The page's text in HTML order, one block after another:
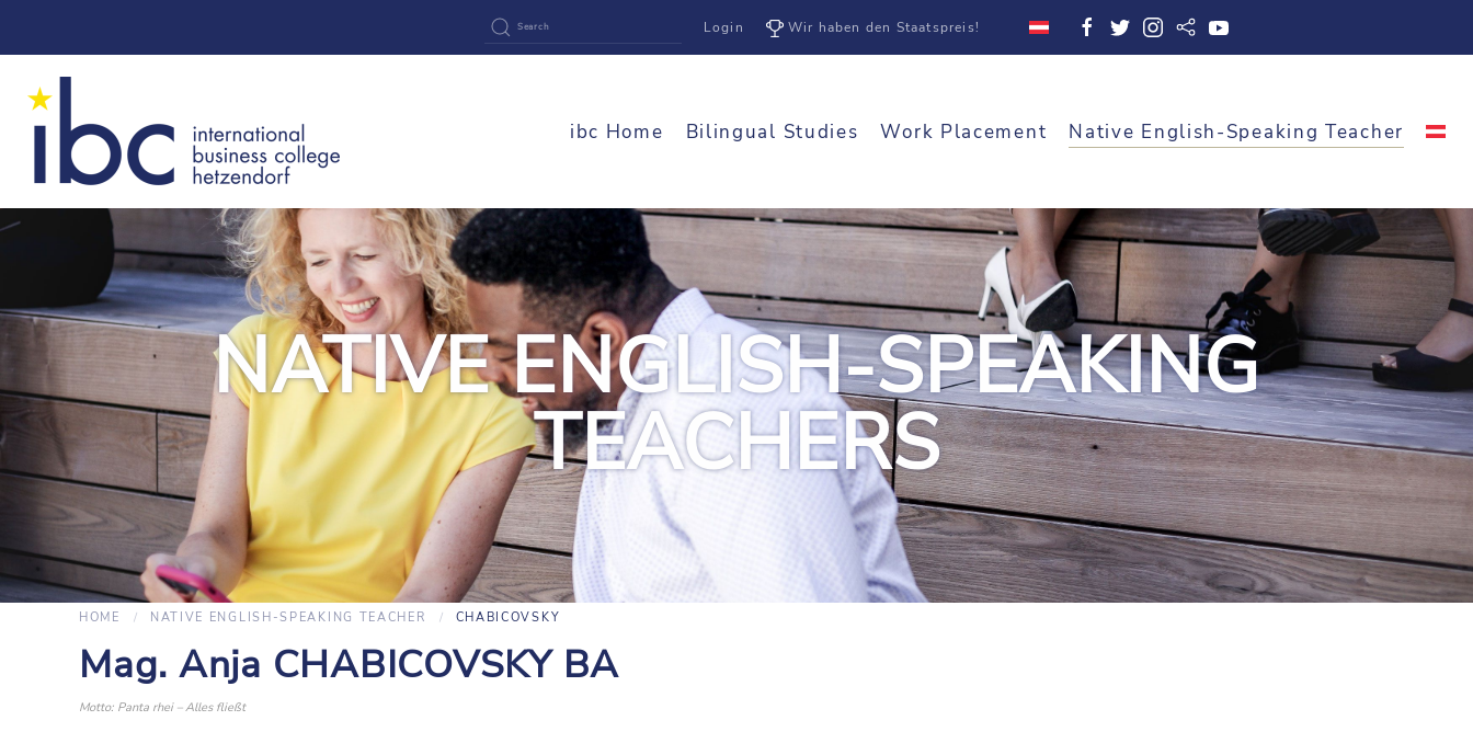
Login Wir haben den Staatspreis!
ibc Home Bilingual Studies Work Placement Native English-Speaking Teacher
NATIVE ENGLISH-SPEAKING
TEACHERS
HOME NATIVE ENGLISH-SPEAKING TEACHER CHABICOVSKY
Mag. Anja CHABICOVSKY BA
Motto: Panta rhei – Alles fließt